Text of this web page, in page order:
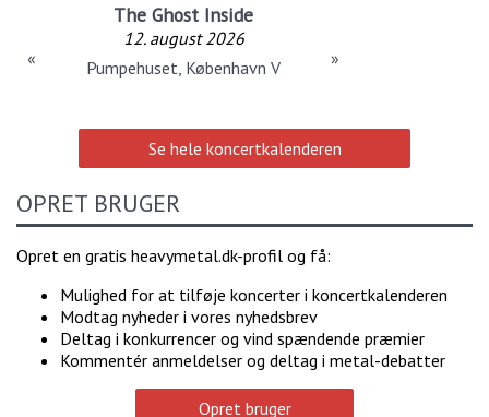
The Ghost Inside
12. august 2026
Pumpehuset, København V
« »
Se hele koncertkalenderen
OPRET BRUGER
Opret en gratis heavymetal.dk-profil og få:
Mulighed for at tilføje koncerter i koncertkalenderen
Modtag nyheder i vores nyhedsbrev
Deltag i konkurrencer og vind spændende præmier
Kommentér anmeldelser og deltag i metal-debatter
Opret bruger